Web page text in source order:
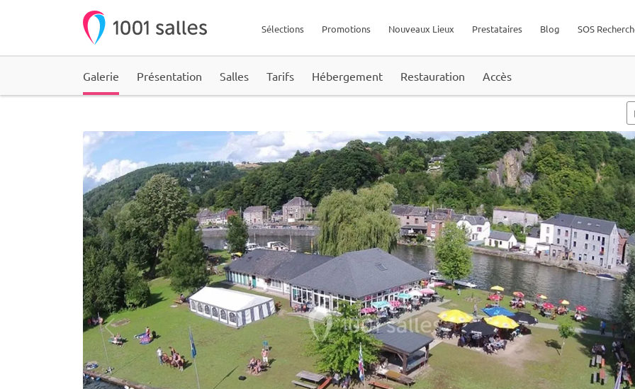
SOS
Blog
Prestataires
Nouveaux Lieux
Promotions
Sélections
Galerie Présentation Salles Tarifs Hébergement Restauration Accès